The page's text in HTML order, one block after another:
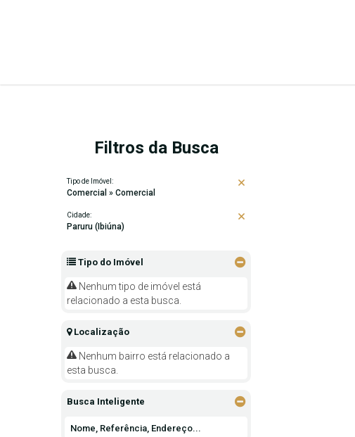
Filtros da Busca
Tipo de Imóvel:
Comercial » Comercial
Cidade:
Paruru (Ibiúna)
Tipo do Imóvel
Nenhum tipo de imóvel está
relacionado a esta busca.
Localização
Nenhum bairro está relacionado a
esta busca.
Busca Inteligente